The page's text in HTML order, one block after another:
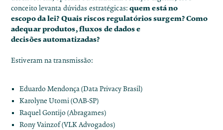
conceito levanta dúvidas estratégicas: quem está no
escopoda lei? Quais riscos regulatórios surgem? Como
adequar produtos, fluxos de dados e
decisõesautomatizadas?
Estiveram na transmissão:
Eduardo Mendonça (Data Privacy Brasil)
Karolyne Utomi (OAB-SP)
Raquel Gontijo (Abragames)
Rony Vainzof (VLK Advogados)